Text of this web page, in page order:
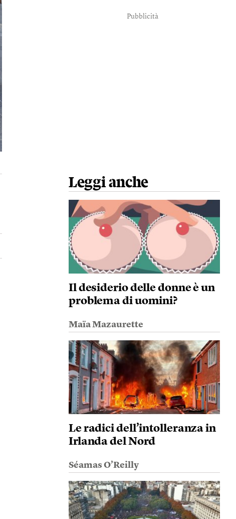
Pubblicità
Leggi anche
Il desiderio delle donne è un
problema di uomini?
Maïa Mazaurette
Le radici dell’intolleranza in
Irlanda del Nord
Séamas O’Reilly